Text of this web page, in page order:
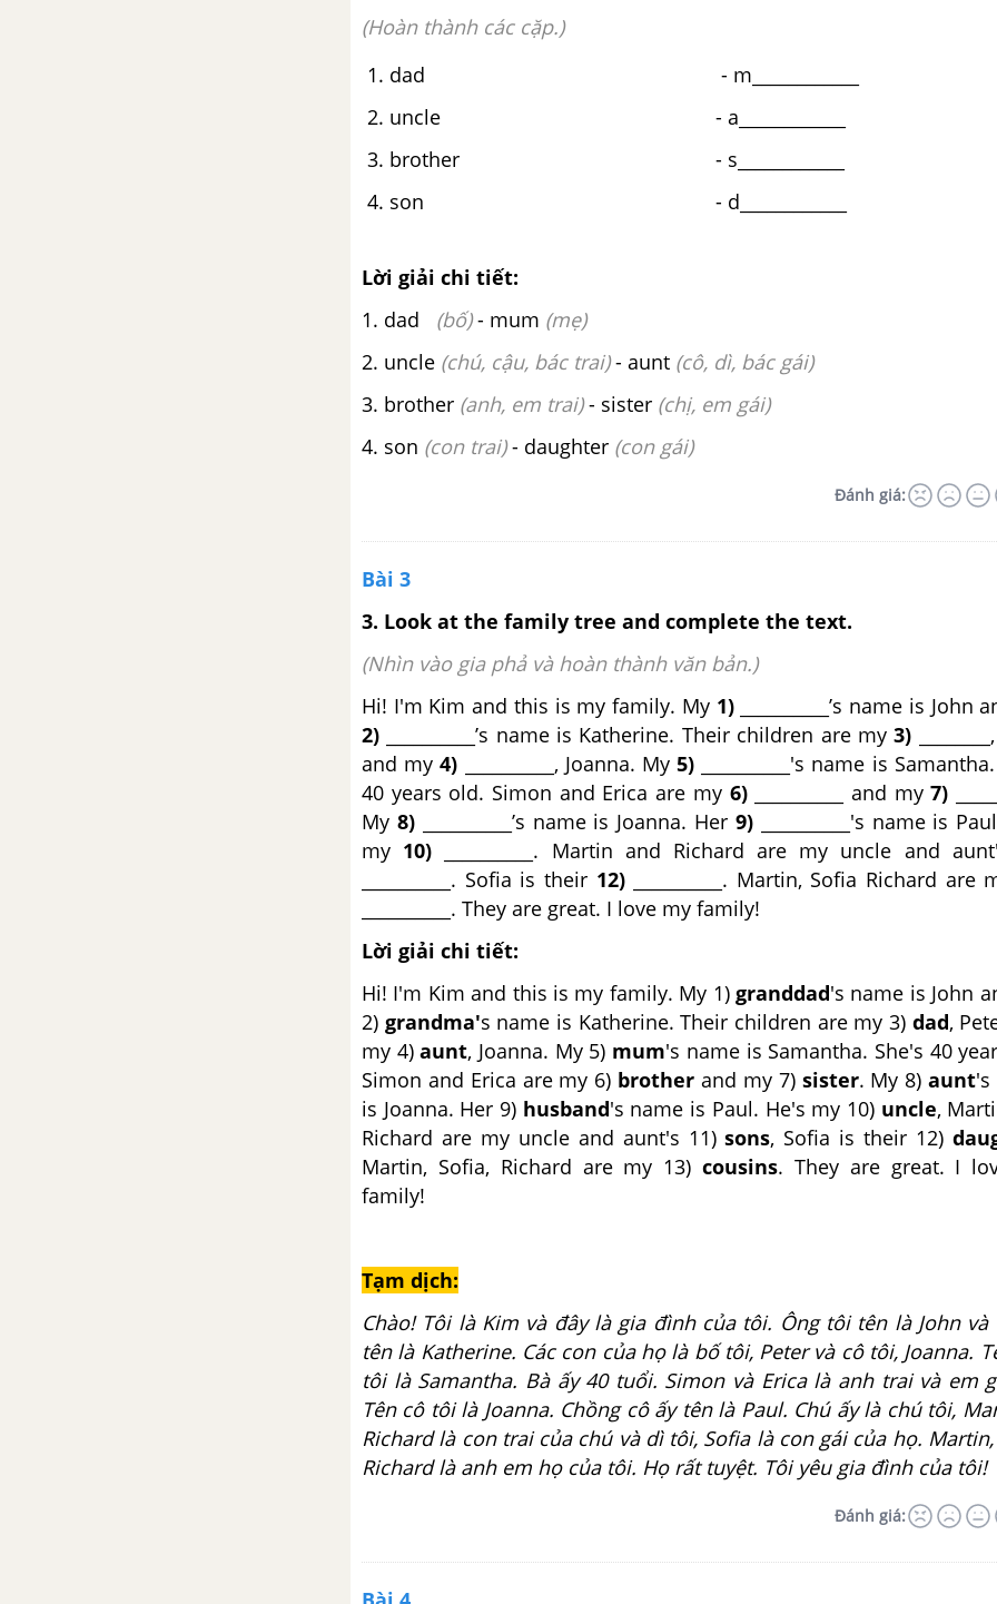
(Hoàn thành các cặp.)
1. dad
2. uncle
3. brother
4. son
- m____________
- a____________
- s____________
- d____________
Lời giải chi tiết:
1. dad (bố)- mum (mẹ)
2. uncle (chú, cậu, bác trai)- aunt (cô, dì, bác gái)
3. brother (anh, em trai)- sister (chị, em gái)
4. son (con trai) - daughter (con gái)
Đánh giá:
Bài 3
3. Look at the family tree and complete the text.
(Nhìn vào gia phả và hoàn thành văn bản.)
Hi! I'm Kim and this is my family. My 1)__________’s name is John
2) __________’s name is Katherine. Their children are my3)
and my4) __________, Joanna. My5) __________'s name is
40 years old. Simon and Erica are my 6)__________ and my7)
My 8)__________’s name is Joanna. Her 9)__________'s name is
my 10) __________. Martin and Richard are my uncle and
__________. Sofia is their 12)__________. Martin, Sofia Richard are
__________. They are great. I love my family!
Lời giải chi tiết:
Hi! I'm Kim and this is my family. My 1) granddad's name is John
2) grandma's name is Katherine. Their children are my 3) dad,
my 4)aunt, Joanna. My 5) mum's name is Samantha. She's 40
Simon and Erica are my 6) brother and my 7) sister. My 8)aunt's
is Joanna. Her 9) husband's name is Paul. He's my 10) uncle,
Richard are my uncle and aunt's 11)sons, Sofia is their 12)
Martin, Sofia, Richard are my 13) cousins. They are great. I
family!
Tạm dịch:
Chào! Tôi là Kim và đây là gia đình của tôi. Ông tôi tên là John
tên là Katherine. Các con của họ là bố tôi, Peter và cô tôi, Joanna.
tôi là Samantha. Bà ấy 40 tuổi. Simon và Erica là anh trai và em
Tên cô tôi là Joanna. Chồng cô ấy tên là Paul. Chú ấy là chú tôi,
Richard là con trai của chú và dì tôi, Sofia là con gái của họ. Martin,
Richard là anh em họ của tôi. Họ rất tuyệt. Tôi yêu gia đình của tôi!
Đánh giá: